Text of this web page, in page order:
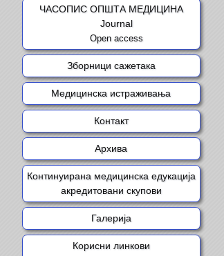
ЧАСОПИС ОПШТА МЕДИЦИНА
Journal
Open access
Зборници сажетака
Медицинска истраживања
Контакт
Архива
Континуирана медицинска едукација
акредитовани скупови
Галерија
Корисни линкови